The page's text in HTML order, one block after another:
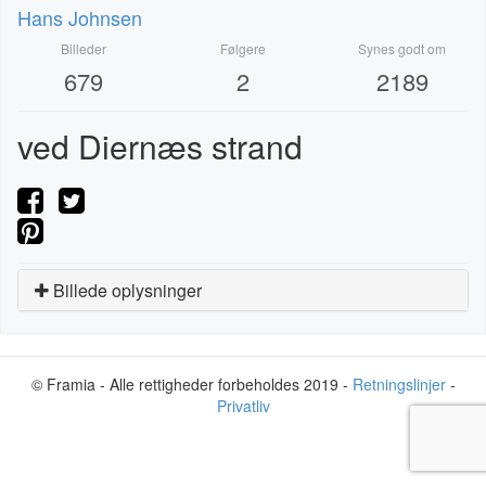
Hans Johnsen
Billeder
679
Følgere
2
Synes godt om
2189
ved Diernæs strand
Billede oplysninger
© Framia - Alle rettigheder forbeholdes 2019 - Retningslinjer-
Privatliv